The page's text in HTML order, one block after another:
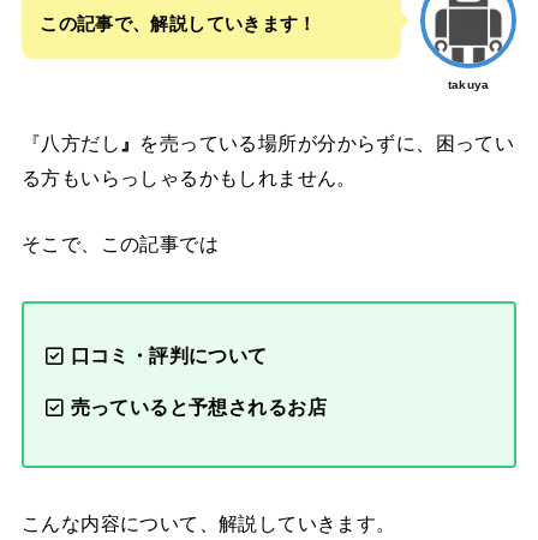
takuya
この記事で、解説していきます！
『八方だし 』 を売っている場所が分からずに、困ってい
る方もいらっしゃるかもしれません。
そこで、この記事では
口コミ・評判について
売っていると予想されるお店
こんな内容について、解説していきます。